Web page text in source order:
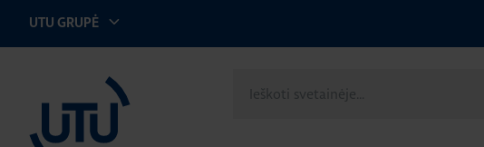
UTU GRUPĖ
svetainėje